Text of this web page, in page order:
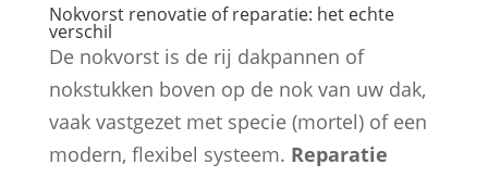
Nokvorst renovatie of reparatie: het echte
verschil
De nokvorst is de rij dakpannen of
nokstukken boven op de nok van uw dak,
vaak vastgezet met specie (mortel) of een
modern, flexibel systeem. Reparatie